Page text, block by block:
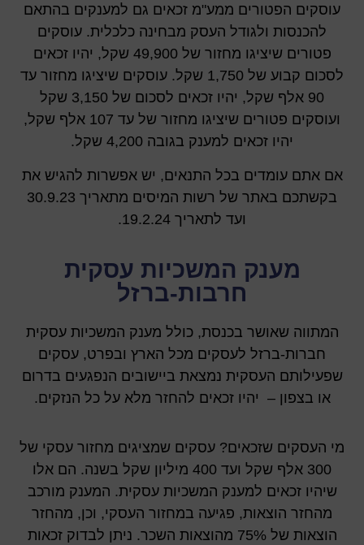
עוסקים הפטורים ממע"מ זכאים גם למענקים בהתאם
להכנסות ולגודל העסק מבחינה כלכלית. עוסקים
פטורים שיציגו מחזור של 49,900 שקל, יהיו זכאים
לסכום קבוע של 1,750 שקל. עוסקים שיציגו מחזור עד
90 אלף שקל, יהיו זכאים לסכום של 3,150 שקל
ועוסקים פטורים שיציגו מחזור של עד 107 אלף שקל,
יהיו זכאים למענק בגובה 4,200 שקל.
אם אתם עומדים בכל התנאים, יש אפשרות להגיש את
בקשתכם באתר של רשות המיסים מתאריך 30.9.23
ועד לתאריך 19.2.24.
מענק המשכיות עסקית
חרבות-ברזל
המתווה שאושר בכנסת, כולל מענק המשכיות עסקית
חברות-ברזל לעסקים מכל הארץ ובפרט, עסקים
שפעילותם העסקית נמצאת ביישובים הנפגעים בדרום
או בצפון – יהיו זכאים להחזר מלא על כל הנזקים.
מי העסקים שזכאים? עסקים שמציגים מחזור עסקי של
300 אלף שקל ועד 400 מיליון שקל בשנה. הם אלו
שיהיו זכאים למענק המשכיות עסקית. המענק מורכב
מהחזר הוצאות, פגיעה במחזור העסקי, וכן, מהחזר
הוצאות של 75% מהוצאות השכר. ניתן לבדוק זכאות